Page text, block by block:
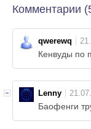
Комментарии (
qwerewq
Кенвуды по
Lenny
Баофенги